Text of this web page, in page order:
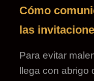
Cómo
las
Para evitar
llega con